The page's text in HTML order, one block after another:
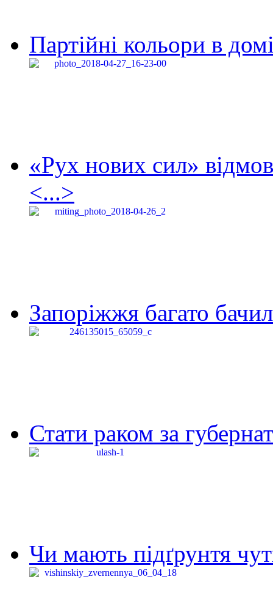
Партійні кольори в
«Рух нових сил»
<...>
Запоріжжя багато
Стати раком за
Чи мають підґрунтя